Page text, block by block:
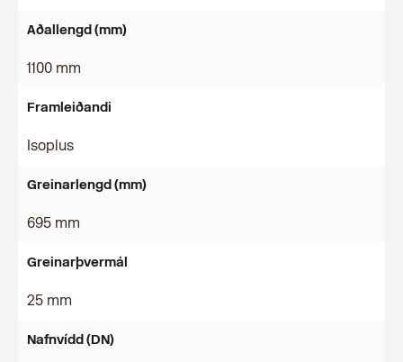
Aðallengd (mm)
1100 mm
Framleiðandi
Isoplus
Greinarlengd (mm)
695 mm
Greinarþvermál
25 mm
Nafnvídd (DN)